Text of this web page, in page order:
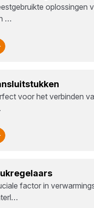
oplossingen
…
voor het verbinden
factor in